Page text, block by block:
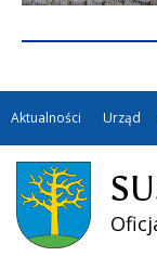
Aktualności Urząd